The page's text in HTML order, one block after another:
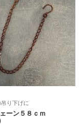
り下げに
ーン５８ｃｍ